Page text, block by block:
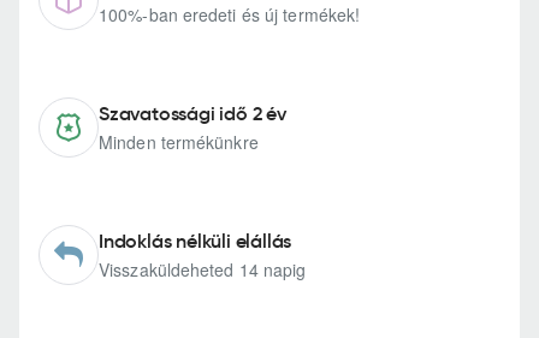
100%-ban eredeti és új termékek!
Szavatossági idő 2 év
Minden termékünkre
Indoklás nélküli elállás
Visszaküldeheted 14 napig